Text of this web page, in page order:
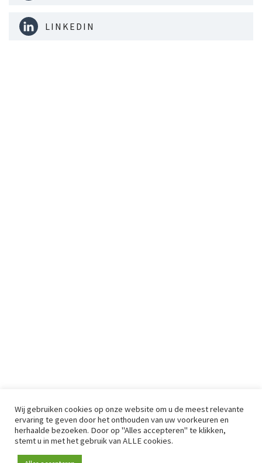
LINKEDIN
Wij gebruiken cookies op onze website om u de meest relevante
ervaring te geven door het onthouden van uw voorkeuren en
herhaalde bezoeken. Door op "Alles accepteren" te klikken,
stemt u in met het gebruik van ALLE cookies.